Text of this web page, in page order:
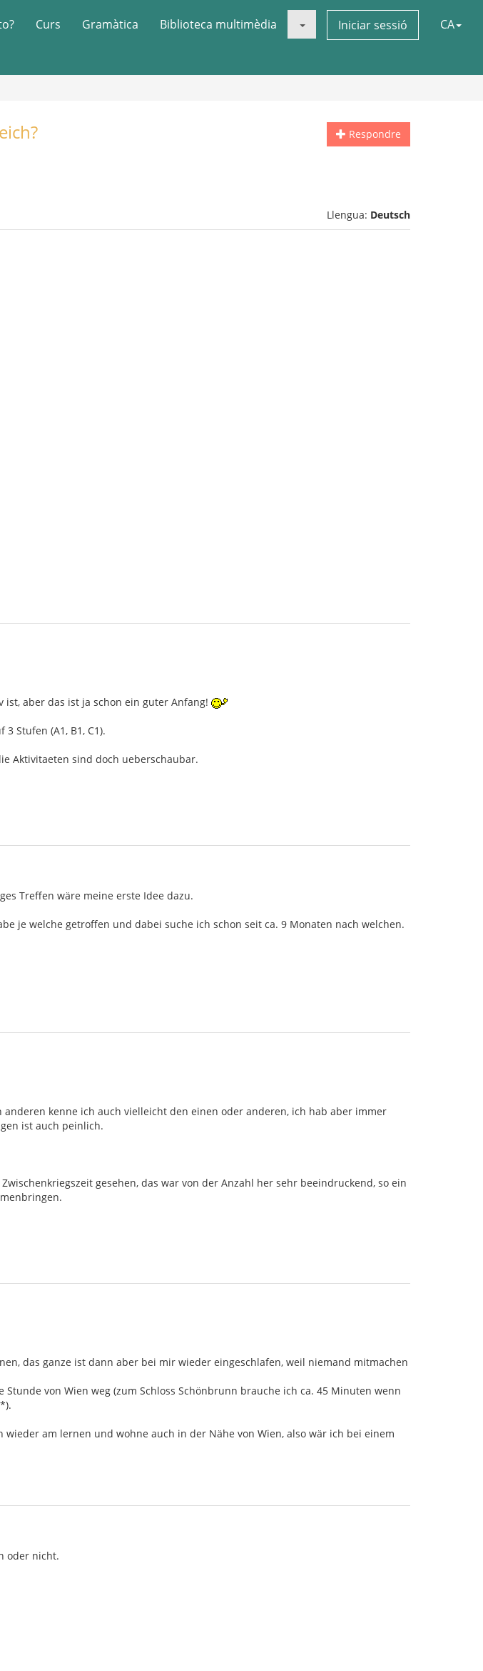
Curs Gramàtica Biblioteca multimèdia Iniciar sessió CA
Respondre
Llengua: Deutsch
aber das ist ja schon ein guter Anfang!
Stufen (A1, B1, C1).
Aktivitaeten sind doch ueberschaubar.
Treffen wäre meine erste Idee dazu.
je welche getroffen und dabei suche ich schon seit ca. 9 Monaten nach welchen.
anderen kenne ich auch vielleicht den einen oder anderen, ich hab aber immer
ist auch peinlich.
gesehen, das war von der Anzahl her sehr beeindruckend, so ein
das ganze ist dann aber bei mir wieder eingeschlafen, weil niemand mitmachen
Stunde von Wien weg (zum Schloss Schönbrunn brauche ich ca. 45 Minuten wenn
am lernen und wohne auch in der Nähe von Wien, also wär ich bei einem
oder nicht.